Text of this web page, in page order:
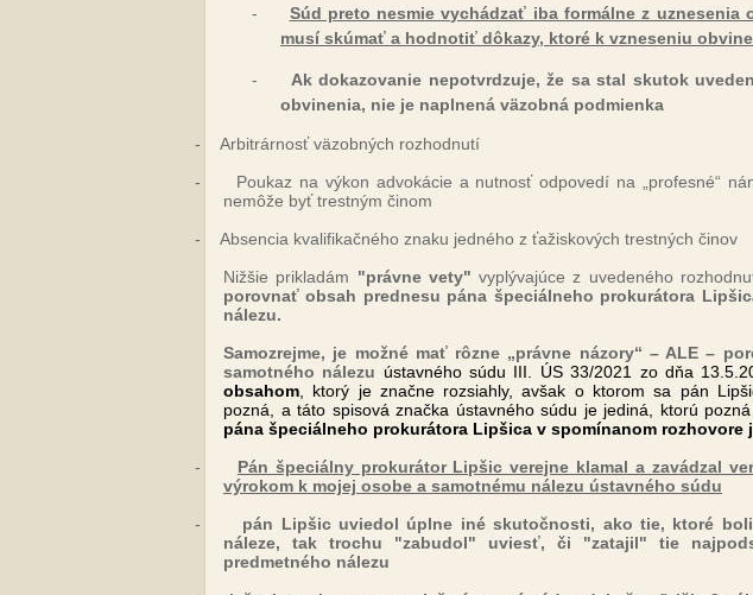
-
Súd preto nesmie vychádzať iba formálne z uznesenia
musí skúmať a hodnotiť dôkazy, ktoré k vzneseniu
-
Ak dokazovanie nepotvrdzuje, že sa stal skutok
obvinenia, nie je naplnená väzobná podmienka
-
Arbitrárnosť väzobných rozhodnutí
-
Poukaz na výkon advokácie a nutnosť odpovedí na „profesné“
nemôže byť trestným činom
-
Absencia kvalifikačného znaku jedného z ťažiskových trestných činov
Nižšie prikladám "právne vety" vyplývajúce z uvedeného
porovnať obsah prednesu pána špeciálneho prokurátora
nálezu.
Samozrejme, je možné mať rôzne „právne názory“ – ALE –
samotného nálezu ústavného súdu III. ÚS 33/2021 zo dňa
obsahom , ktorý je značne rozsiahly, avšak o ktorom sa pán
pozná, a táto spisová značka ústavného súdu je jediná, ktorú
pána špeciálneho prokurátora Lipšica v spomínanom rozhovore
-
Pán špeciálny prokurátor Lipšic verejne klamal a zavádzal
výrokom k mojej osobe a samotnému nálezu ústavného súdu
-
pán Lipšic uviedol úplne iné skutočnosti, ako tie, ktoré
náleze, tak trochu "zabudol" uviesť, či "zatajil" tie
predmetného nálezu